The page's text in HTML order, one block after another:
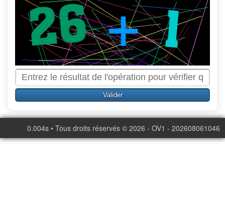
0.004s • Tous droits réservés © 2026 - OV1 - 202608061046